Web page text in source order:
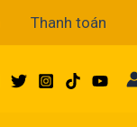
Thanh toán